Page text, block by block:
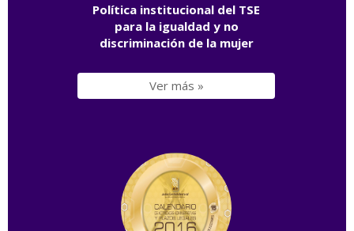
Política institucional del TSE
para la igualdad y no
discriminación de la mujer
Ver más »